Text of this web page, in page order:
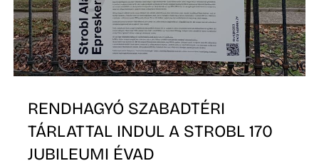
RENDHAGYÓ SZABADTÉRI
TÁRLATTAL INDUL A STROBL 170
JUBILEUMI ÉVAD